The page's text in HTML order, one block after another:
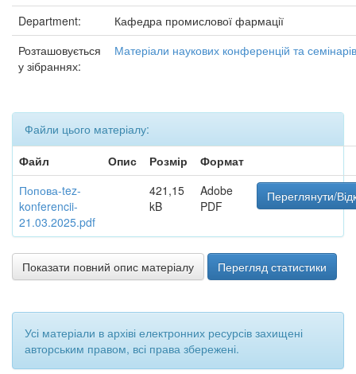
Department:
Кафедра промислової фармації
Розташовується
у зібраннях:
Матеріали наукових конференцій та семінарів
Файли цього матеріалу:
Файл
Опис Розмір
Формат
Попова-tez-
konferencii-
21.03.2025.pdf
421,15
kB
Adobe
PDF
Переглянути/
Показати повний опис матеріалу Перегляд статистики
Усі матеріали в архіві електронних ресурсів захищені
авторським правом, всі права збережені.